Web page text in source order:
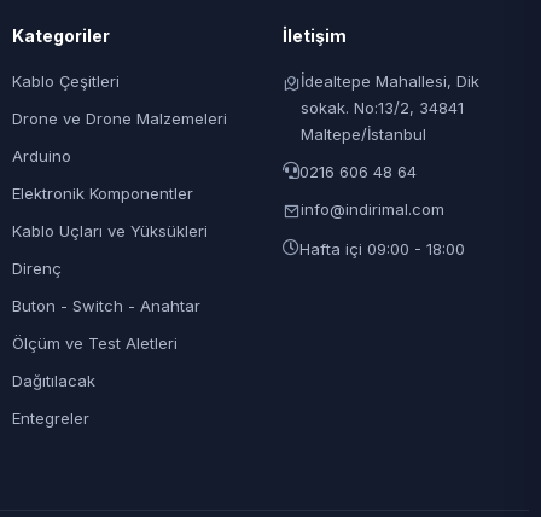
Kategoriler
Kablo Çeşitleri
Drone ve Drone Malzemeleri
Arduino
Elektronik Komponentler
Kablo Uçları ve Yüksükleri
Direnç
Buton - Switch - Anahtar
Ölçüm ve Test Aletleri
Dağıtılacak
Entegreler
İletişim
İdealtepe Mahallesi, Dik
sokak. No:13/2, 34841
Maltepe/İstanbul
0216 606 48 64
info@indirimal.com
Hafta içi 09:00 - 18:00